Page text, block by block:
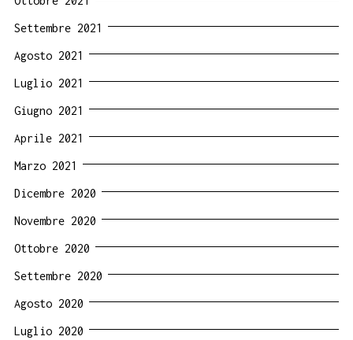
Settembre 2021
Agosto 2021
Luglio 2021
Giugno 2021
Aprile 2021
Marzo 2021
Dicembre 2020
Novembre 2020
Ottobre 2020
Settembre 2020
Agosto 2020
Luglio 2020